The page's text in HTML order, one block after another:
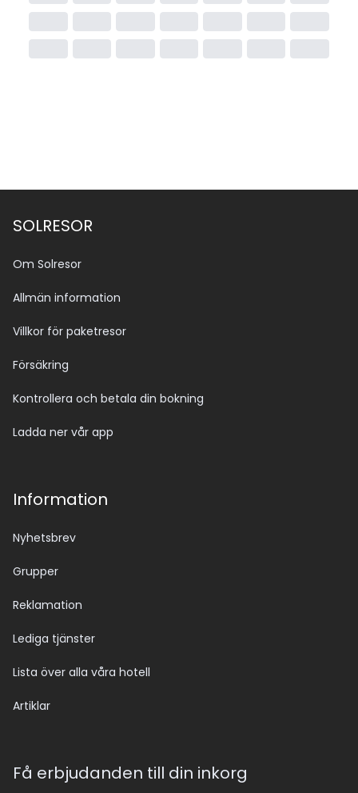
SOLRESOR
Om Solresor
Allmän information
Villkor för paketresor
Försäkring
Kontrollera och betala din bokning
Ladda ner vår app
Information
Nyhetsbrev
Grupper
Reklamation
Lediga tjänster
Lista över alla våra hotell
Artiklar
Få erbjudanden till din inkorg